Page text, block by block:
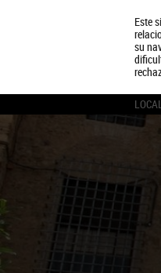
Este
su